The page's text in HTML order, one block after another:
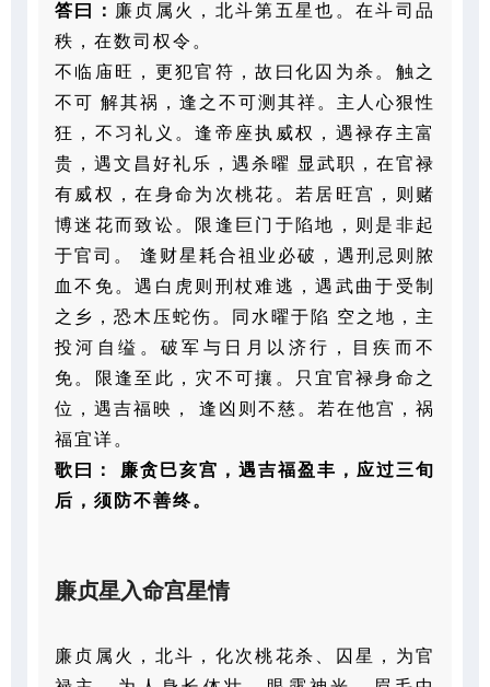
答曰： 廉贞属火，北斗第五星也。在斗司品
秩，在数司权令。
不临庙旺，更犯官符，故曰化囚为杀。触之
不可 解其祸，逢之不可测其祥。主人心狠性
狂，不习礼义。逢帝座执威权，遇禄存主富
贵，遇文昌好礼乐，遇杀曜
显武职，在官禄
有威权，在身命为次桃花。若居旺宫，则赌
博迷花而致讼。限逢巨门于陷地，则是非起
于官司。 逢财星耗合祖业必破，遇刑忌则脓
血不免。遇白虎则刑杖难逃，遇武曲于受制
之乡，恐木压蛇伤。同水曜于陷 空之地，主
投河自缢。破军与日月以济行，目疾而不
免。限逢至此，灾不可攘。只宜官禄身命之
位，遇吉福映， 逢凶则不慈。若在他宫，祸
福宜详。
歌曰： 廉贪巳亥宫，遇吉福盈丰，应过三旬
后，须防不善终。
廉贞星入命宫星情
廉贞属火，北斗，化次桃花杀、囚星，为官